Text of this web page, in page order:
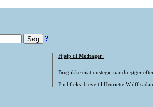
?
Hjælp til Modtager:
Brug ikke citationstegn, når du søger
Find f.eks. breve til Henriette Wulff